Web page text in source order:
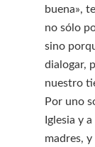
buena»,
no sólo
sino
dialogar,
nuestro
Por uno
Iglesia y
madres,